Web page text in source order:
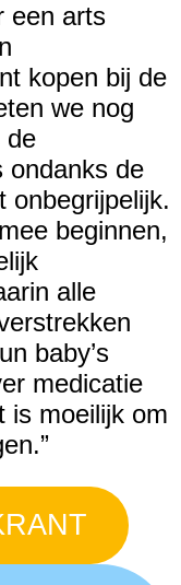
een arts
kopen bij de
we nog
de
ondanks de
onbegrijpelijk.
beginnen,
alle
baby’s
medicatie
is moeilijk om